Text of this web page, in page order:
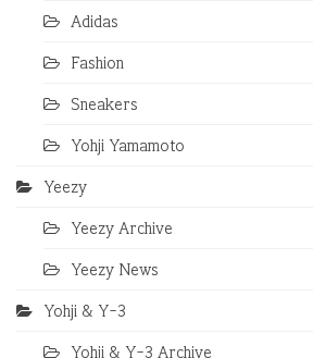
Adidas
Fashion
Sneakers
Yohji Yamamoto
Yeezy
Yeezy Archive
Yeezy News
Yohji & Y-3
Yohji & Y-3 Archive